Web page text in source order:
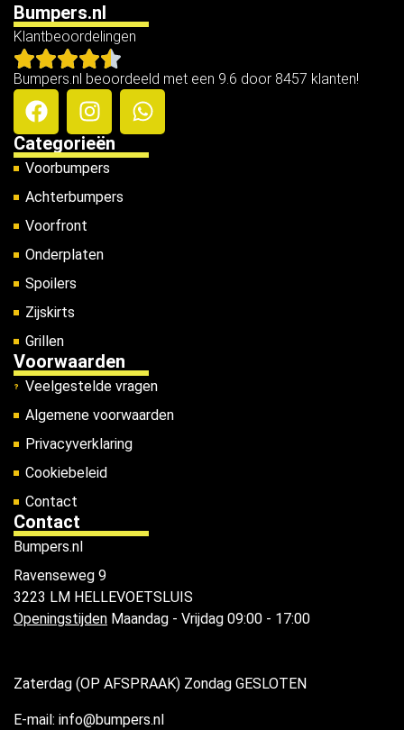
Bumpers.nl
Klantbeoordelingen
Bumpers.nl beoordeeld met een 9.6 door 8457 klanten!
Categorieën
Voorbumpers
Achterbumpers
Voorfront
Onderplaten
Spoilers
Zijskirts
Grillen
Voorwaarden
Veelgestelde vragen
Algemene voorwaarden
Privacyverklaring
Cookiebeleid
Contact
Contact
Bumpers.nl
Ravenseweg 9
3223 LM HELLEVOETSLUIS
Openingstijden Maandag - Vrijdag 09:00 - 17:00
Zaterdag (OP AFSPRAAK) Zondag GESLOTEN
E-mail: info@bumpers.nl